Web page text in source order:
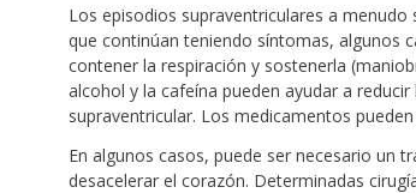
Los episodios supraventriculares a
que continúan teniendo síntomas, algunos
contener la respiración y sostenerla
alcohol y la cafeína pueden ayudar a
supraventricular. Los medicamentos
En algunos casos, puede ser necesario un
desacelerar el corazón. Determinadas